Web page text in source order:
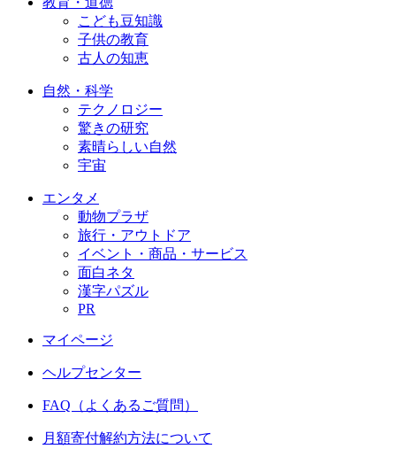
こども豆知識
子供の教育
古人の知恵
自然・科学
テクノロジー
驚きの研究
素晴らしい自然
宇宙
エンタメ
動物プラザ
旅行・アウトドア
イベント・商品・サービス
面白ネタ
漢字パズル
PR
マイページ
ヘルプセンター
FAQ（よくあるご質問）
月額寄付解約方法について